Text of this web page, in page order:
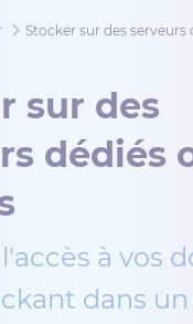
Stocker sur des serveurs
sur des
dédiés
à vos
dans un